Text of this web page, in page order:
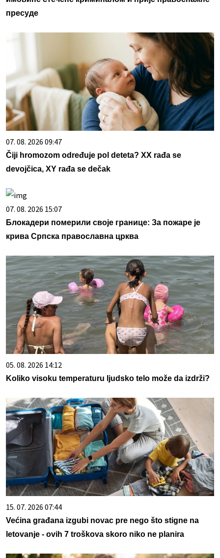
пресуде
07. 08. 2026 09:47
Čiji hromozom određuje pol deteta? XX rađa se
devojčica, XY rađa se dečak
07. 08. 2026 15:07
Блокадери померили своје границе: За пожаре је
крива Српска православна црква
05. 08. 2026 14:12
Koliko visoku temperaturu ljudsko telo može da izdrži?
15. 07. 2026 07:44
Većina građana izgubi novac pre nego što stigne na
letovanje - ovih 7 troškova skoro niko ne planira